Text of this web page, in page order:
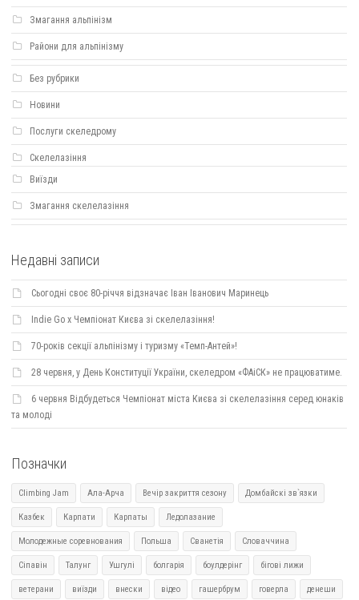
Змагання альпінізм
Райони для альпінізму
Без рубрики
Новини
Послуги скеледрому
Скелелазіння
Виїзди
Змагання скелелазіння
Недавні записи
Сьогодні своє 80-річчя відзначає Іван Іванович Маринець
Indie Go х Чемпіонат Києва зі скелелазіння!
70-років секції альпінізму і туризму «Темп-Антей»!
28 червня, у День Конституції України, скеледром «ФАіСК» не працюватиме.
6 червня Відбудеться Чемпіонат міста Києва зі скелелазіння серед юнаків
та молоді
Позначки
Climbing Jam Ала-Арча Вечір закриття сезону Домбайскі зв`язки
Казбек Карпати Карпаты Ледолазание
Молодежные соревнования Польша Сванетія Словаччина
Сіпавін Талунг Ушгулі болгарія боулдерінг бігові лижи
ветерани виїзди внески відео гашербрум говерла денеши